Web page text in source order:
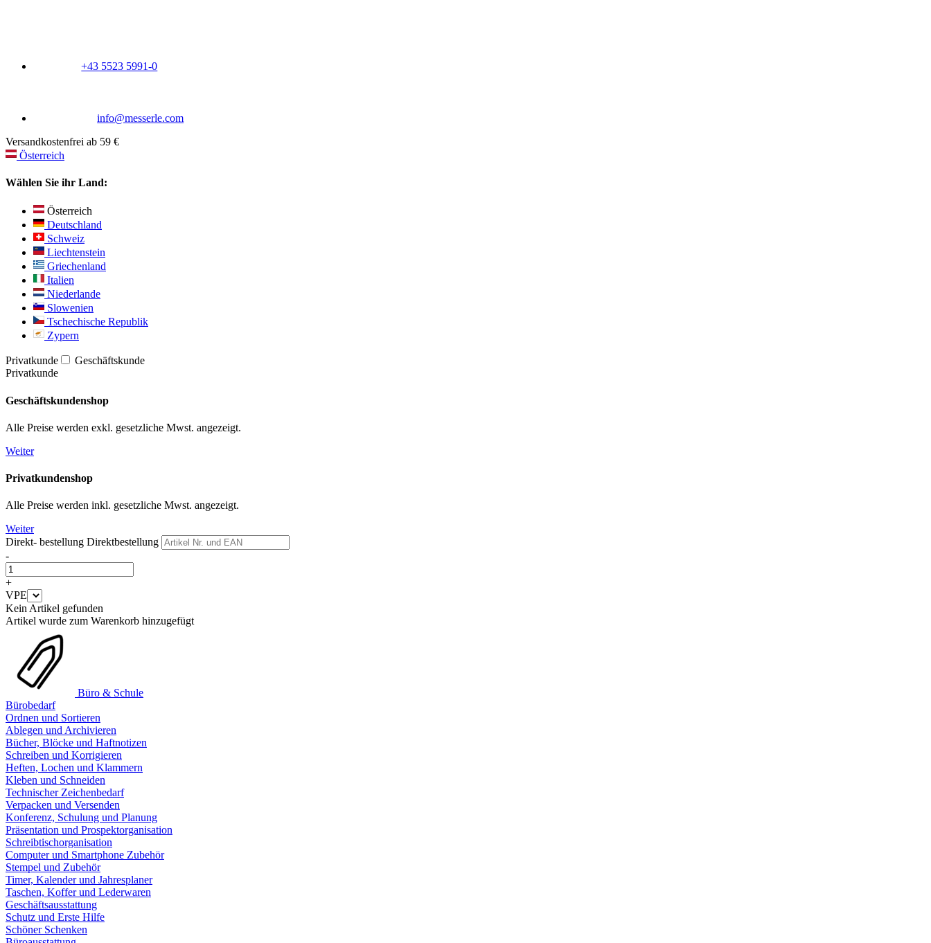
+43 5523 5991-0
info@messerle.com
Versandkostenfrei ab 59 €
Österreich
Wählen Sie ihr Land:
Österreich
Deutschland
Schweiz
Liechtenstein
Griechenland
Italien
Niederlande
Slowenien
Tschechische Republik
Zypern
Privatkunde
Geschäftskunde
Privatkunde
Geschäftskundenshop
Alle Preise werden exkl. gesetzliche Mwst. angezeigt.
Weiter
Privatkundenshop
Alle Preise werden inkl. gesetzliche Mwst. angezeigt.
Weiter
Direkt- bestellung Direktbestellung
-
+
VPE
Kein Artikel gefunden
Artikel wurde zum Warenkorb hinzugefügt
Büro & Schule
Bürobedarf
Ordnen und Sortieren
Ablegen und Archivieren
Bücher, Blöcke und Haftnotizen
Schreiben und Korrigieren
Heften, Lochen und Klammern
Kleben und Schneiden
Technischer Zeichenbedarf
Verpacken und Versenden
Konferenz, Schulung und Planung
Präsentation und Prospektorganisation
Schreibtischorganisation
Computer und Smartphone Zubehör
Stempel und Zubehör
Timer, Kalender und Jahresplaner
Taschen, Koffer und Lederwaren
Geschäftsausstattung
Schutz und Erste Hilfe
Schöner Schenken